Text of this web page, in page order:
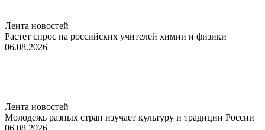
Лента новостей
Растет спрос на российских учителей химии и физики
06.08.2026
Лента новостей
Молодежь разных стран изучает культуру и традиции России
06.08.2026